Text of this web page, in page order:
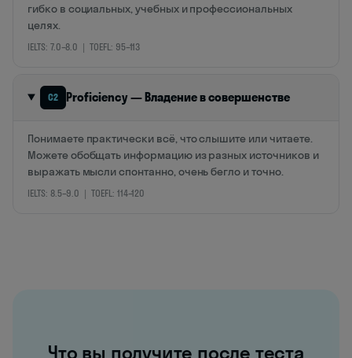
гибко в социальных, учебных и профессиональных
целях.
IELTS: 7.0–8.0 | TOEFL: 95–113
C2 Proficiency — Владение в совершенстве
Понимаете практически всё, что слышите или читаете.
Можете обобщать информацию из разных источников и
выражать мысли спонтанно, очень бегло и точно.
IELTS: 8.5–9.0 | TOEFL: 114–120
Что вы получите после теста